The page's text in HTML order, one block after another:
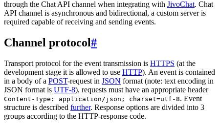
through the Chat API channel when integrating with JivoChat. Chat
API channel is asynchronous and bidirectional, a custom server is
required capable of receiving and sending events.
Channel protocol#
Transport protocol for the event transmission is HTTPS (at the
development stage it is allowed to use HTTP). An event is contained
in a body of a POST-request in JSON format (note: text encoding in
JSON format is UTF-8), requests must have an appropriate header
Content-Type: application/json; charset=utf-8. Event
structure is described further. Response options are divided into 3
groups according to the HTTP-response code.